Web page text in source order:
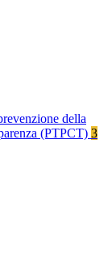
della
(PTPCT) 3